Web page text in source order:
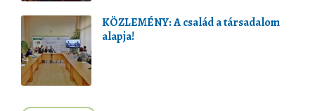
KÖZLEMÉNY: A család a társadalom
alapja!